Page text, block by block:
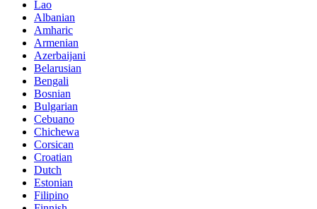
Lao
Albanian
Amharic
Armenian
Azerbaijani
Belarusian
Bengali
Bosnian
Bulgarian
Cebuano
Chichewa
Corsican
Croatian
Dutch
Estonian
Filipino